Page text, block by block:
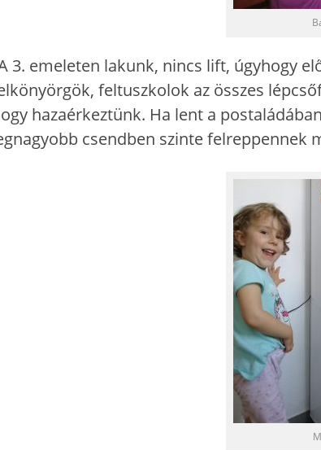
3. emeleten lakunk, nincs lift, úgyhogy
feltuszkolok az összes
hazaérkeztünk. Ha lent a
csendben szinte felreppennek